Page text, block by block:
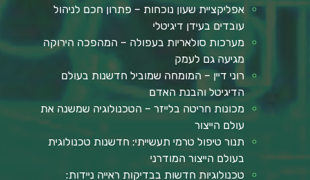
אפליקציית שעון נוכחות – פתרון חכם לניהול
עובדים בעידן דיגיטלי
מערכות סולאריות בעפולה – המהפכה הירוקה
מגיעה גם לעמק
רוני דיין – המומחה שמוביל חדשנות בעולם
הדיגיטל והבנת האדם
מכונות חריטה בלייזר – הטכנולוגיה שמשנה את
עולם הייצור
תנור טיפול טרמי תעשייתי: חדשנות טכנולוגית
בעולם הייצור המודרני
טכנולוגיות חדשות בבדיקות ראייה ניידות: